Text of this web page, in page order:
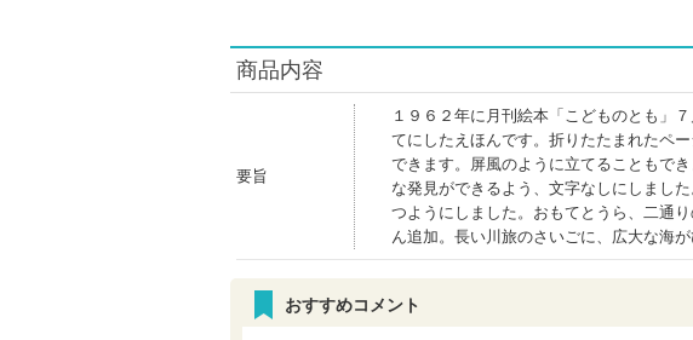
商品内容
要旨
１９６２年に月刊絵本「こどものとも」
てにしたえほんです。折りたたまれたペ
できます。屏風のように立てることもで
な発見ができるよう、文字なしにしまし
つようにしました。おもてとうら、二通
ん追加。長い川旅のさいごに、広大な海が
おすすめコメント